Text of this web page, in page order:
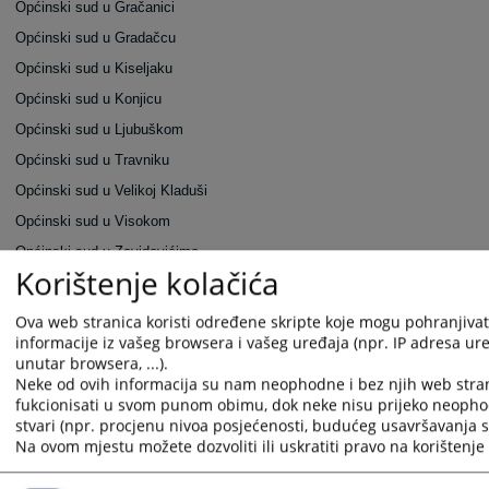
Općinski sud u Gračanici
Općinski sud u Gradačcu
Općinski sud u Kiseljaku
Općinski sud u Konjicu
Općinski sud u Ljubuškom
Općinski sud u Travniku
Općinski sud u Velikoj Kladuši
Općinski sud u Visokom
Općinski sud u Zavidovićima
Općinski sud u Zenici
Općinski sud u Žepču
Općinski sud u Živinicama
Osnovni sud u Derventi
Osnovni sud u Kotor Varošu
Osnovni sud u Modriči
Korištenje kolačića
Ova web stranica koristi određene skripte koje mogu
informacije iz vašeg browsera i vašeg uređaja (npr. IP adresa
unutar browsera, ...).
Neke od ovih informacija su nam neophodne i bez njih web
fukcionisati u svom punom obimu, dok neke nisu prijeko
stvari (npr. procjenu nivoa posjećenosti, budućeg usavršavanja
Na ovom mjestu možete dozvoliti ili uskratiti pravo na